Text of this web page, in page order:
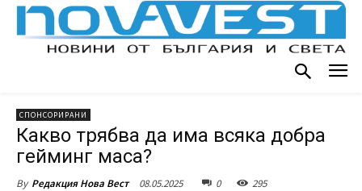
СПОНСОРИРАНИ
Какво трябва да има всяка добра
гейминг маса?
By Редакция Нова Вест 08.05.2025 0 295